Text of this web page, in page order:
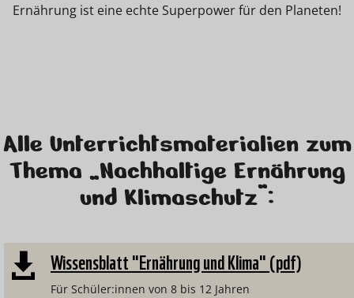
Ernährung ist eine echte Superpower für den Planeten!
Alle Unterrichtsmaterialien zum
Thema „Nachhaltige Ernährung
und Klimaschutz“:
 Wissensblatt "Ernährung und Klima" (pdf)
Für Schüler:innen von 8 bis 12 Jahren